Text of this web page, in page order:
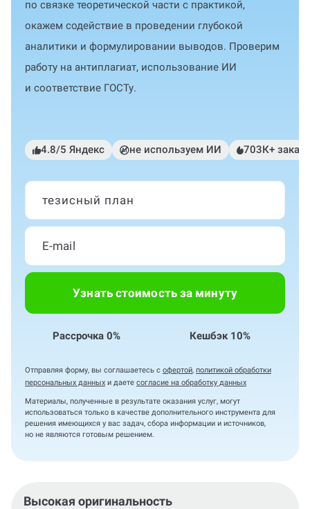
по связке теоретической части с практикой,
окажем содействие в проведении глубокой
аналитики и формулировании выводов. Проверим
работу на антиплагиат, использование ИИ
и соответствие ГОСТу.
4.8/5 Яндекс не используем ИИ 703К+
тезисный план
Узнать стоимость за минуту
Рассрочка 0% Кешбэк 10%
Отправляя форму, вы соглашаетесь с офертой, политикой обработки
персональных данных и даете согласие на обработку данных
Материалы, полученные в результате оказания услуг, могут
использоваться только в качестве дополнительного инструмента для
решения имеющихся у вас задач, сбора информации и источников,
но не являются готовым решением.
Высокая оригинальность